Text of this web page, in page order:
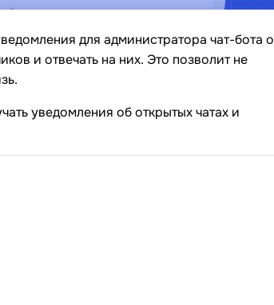
для администратора чат-бота о
и отвечать на них. Это позволит не
уведомления об открытых чатах и